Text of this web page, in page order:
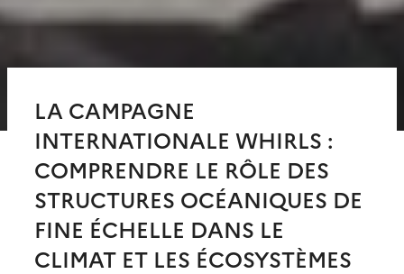
LA CAMPAGNE
INTERNATIONALE WHIRLS :
COMPRENDRE LE RÔLE DES
STRUCTURES OCÉANIQUES DE
FINE ÉCHELLE DANS LE
CLIMAT ET LES ÉCOSYSTÈMES